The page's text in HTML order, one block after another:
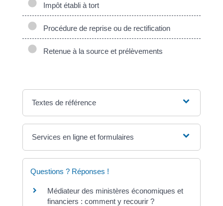
Impôt établi à tort
Procédure de reprise ou de rectification
Retenue à la source et prélèvements
Textes de référence
Services en ligne et formulaires
Questions ? Réponses !
Médiateur des ministères économiques et
financiers : comment y recourir ?